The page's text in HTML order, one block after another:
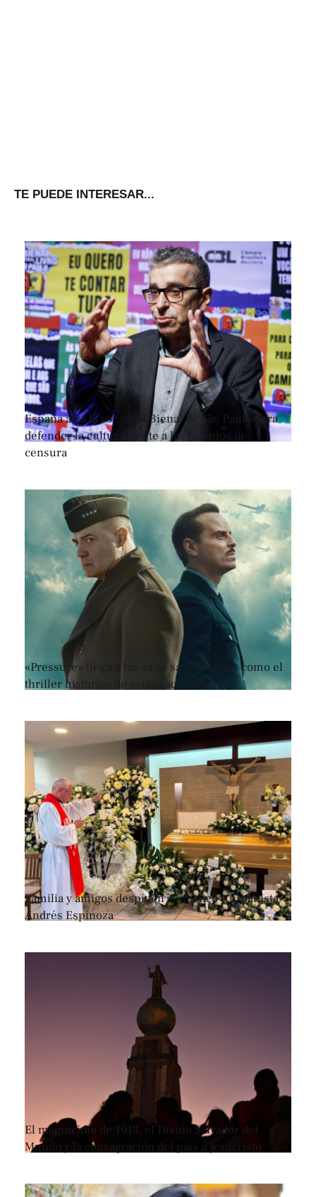
TE PUEDE INTERESAR...
España alza la voz en la Bienal de São Paulo para
defender la cultura frente a los intentos de
censura
«Pressure» llega a las salas salvadoreñas como el
thriller histórico de estas vacaciones
Familia y amigos despiden al músico y urbanista
Andrés Espinoza
El magnicidio de 1913, el Divino Salvador del
Mundo y la consagración del país a Jesucristo